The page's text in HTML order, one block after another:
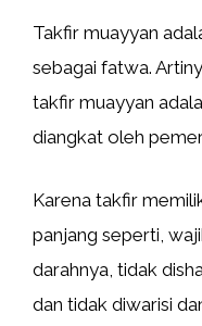
Takfir muayyan
sebagai fatwa.
takfir muayyan
diangkat oleh
Karena takfir
panjang seperti,
darahnya, tidak
dan tidak diwarisi